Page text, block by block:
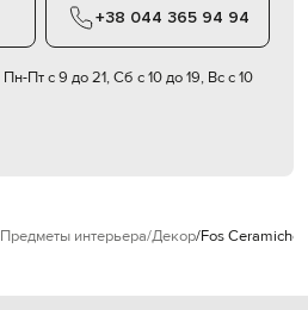
+38 044 365 94 94
Пн-Пт с 9 до 21, Сб с 10 до 19, Вс с 10
Предметы интерьера Декор Fos